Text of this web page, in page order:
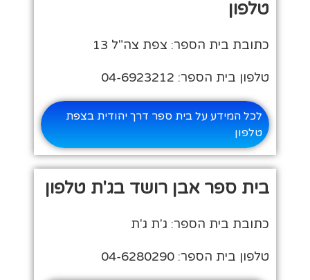
טלפון
כתובת בית הספר: צפת צה"ל 13
טלפון בית הספר: 04-6923212
לכל המידע על בית ספר דרך יהודית בצפת
טלפון
בית ספר אבן רושד בג'ת טלפון
כתובת בית הספר: ג'ת ג'ת
טלפון בית הספר: 04-6280290